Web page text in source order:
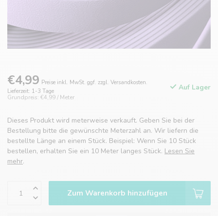
€4,99 Preise inkl. MwSt. ggf. zzgl. Versandkosten.
Lieferzeit: 1-3 Tage
Grundpreis: €4,99 / Meter
Auf Lager
Dieses Produkt wird meterweise verkauft. Geben Sie bei der
Bestellung bitte die gewünschte Meterzahl an. Wir liefern die
bestellte Länge an einem Stück. Beispiel: Wenn Sie 10 Stück
bestellen, erhalten Sie ein 10 Meter langes Stück. Lesen Sie
mehr.
Zum Warenkorb hinzufügen